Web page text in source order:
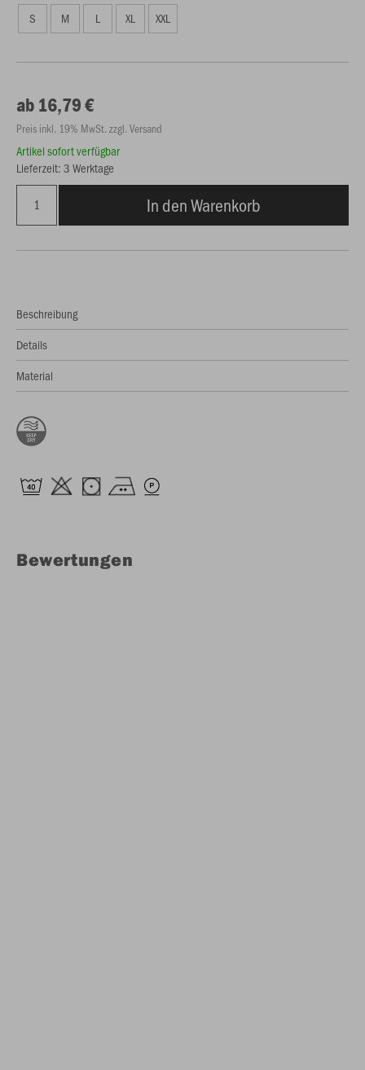
S M L XL XXL
ab 16,79 €
Preis inkl. 19% MwSt. zzgl. Versand
Artikel sofort verfügbar
Lieferzeit: 3 Werktage
In den Warenkorb
Beschreibung
Details
Material
Bewertungen